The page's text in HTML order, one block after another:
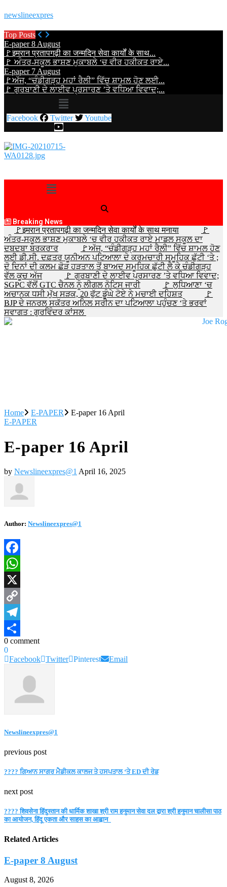
newslineexpres
Top Posts
E-paper 8 August
🚩इमरान प्रतापगढ़ी का जन्मदिन सेवा कार्यों के साथ...
🚩 ਅੰਤਰ-ਸਕੂਲ ਭਾਸ਼ਣ ਮੁਕਾਬਲੇ ‘ਚ ਵੀਰ ਹਕੀਕਤ ਰਾਏ...
E-paper 7 August
🚩ਅੱਜ, “ਚੰਡੀਗੜ੍ਹ ਮਹਾਂ ਰੈਲੀ” ਵਿੱਚ ਸ਼ਾਮਲ ਹੋਣ ਲਈ...
🚩 ਗੁਰਬਾਣੀ ਦੇ ਲਾਈਵ ਪ੍ਰਸਾਰਣ ’ਤੇ ਵਧਿਆ ਵਿਵਾਦ;...
Menu
Facebook Twitter Youtube
Menu
Breaking News
🚩इमरान प्रतापगढ़ी का जन्मदिन सेवा कार्यों के साथ मनाया
🚩
ਅੰਤਰ-ਸਕੂਲ ਭਾਸ਼ਣ ਮੁਕਾਬਲੇ ‘ਚ ਵੀਰ ਹਕੀਕਤ ਰਾਏ ਮਾਡਲ ਸਕੂਲ ਦਾ
ਦਬਦਬਾ ਬਰਕਰਾਰ
🚩ਅੱਜ, “ਚੰਡੀਗੜ੍ਹ ਮਹਾਂ ਰੈਲੀ” ਵਿੱਚ ਸ਼ਾਮਲ ਹੋਣ
ਲਈ ਡੀ.ਸੀ. ਦਫ਼ਤਰ ਯੂਨੀਅਨ ਪਟਿਆਲਾ ਦੇ ਕਰਮਚਾਰੀ ਸਮੂਹਿਕ ਛੁੱਟੀ ‘ਤੇ ;
ਦੋ ਦਿਨਾਂ ਦੀ ਕਲਮ ਛੋੜ ਹੜਤਾਲ ਤੋਂ ਬਾਅਦ ਸਮੂਹਿਕ ਛੁੱਟੀ ਲੈ ਕੇ ਚੰਡੀਗੜ੍ਹ
ਵੱਲ ਕੂਚ ਅੱਜ
🚩 ਗੁਰਬਾਣੀ ਦੇ ਲਾਈਵ ਪ੍ਰਸਾਰਣ ’ਤੇ ਵਧਿਆ ਵਿਵਾਦ;
SGPC ਵੱਲੋਂ GTC ਚੈਨਲ ਨੂੰ ਲੀਗਲ ਨੋਟਿਸ ਜਾਰੀ
🚩 ਲੁਧਿਆਣਾ ‘ਚ
ਅਚਾਨਕ ਧਸੀ ਮੁੱਖ ਸੜਕ, 20 ਫੁੱਟ ਡੂੰਘੇ ਟੋਏ ਨੇ ਮਚਾਈ ਦਹਿਸ਼ਤ
🚩
BJP ਦੇ ਜਨਰਲ ਸਕੱਤਰ ਅਨਿਲ ਸਰੀਨ ਦਾ ਪਟਿਆਲਾ ਪਹੁੰਚਣ ‘ਤੇ ਭਰਵਾਂ
ਸਵਾਗਤ : ਗੁਰਵਿੰਦਰ ਕਾਂਸਲ
Home E-PAPER
E-paper 16 April
E-PAPER
E-paper 16 April
by Newslineexpres@1 April 16, 2025
Author: Newslineexpres@1
Facebook
WhatsApp
X
Copy
Link
Telegram
Share
0 comment
0
Facebook Twitter Pinterest Email
Newslineexpres@1
previous post
???? ਗਿਆਨ ਸਾਗਰ ਮੈਡੀਕਲ ਕਾਲਜ ਤੇ ਹਸਪਤਾਲ ‘ਤੇ ED ਦੀ ਰੇਡ
next post
???? शिवसेना हिंदुस्तान की धार्मिक शाखा श्री राम हनुमान सेवा दल द्वारा श्री हनुमान चालीसा पाठ
का आयोजन, हिंदू एकता और साहस का आह्वान
Related Articles
E-paper 8 August
August 8, 2026